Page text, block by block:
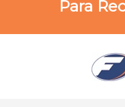
Para